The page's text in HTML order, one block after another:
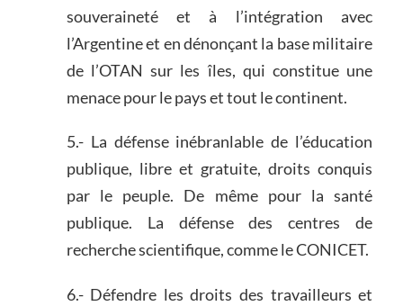
souveraineté et à l’intégration avec
l’Argentine et en dénonçant la base militaire
de l’OTAN sur les îles, qui constitue une
menace pour le pays et tout le continent.
5.- La défense inébranlable de l’éducation
publique, libre et gratuite, droits conquis
par le peuple. De même pour la santé
publique. La défense des centres de
recherche scientifique, comme le CONICET.
6.- Défendre les droits des travailleurs et